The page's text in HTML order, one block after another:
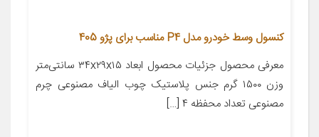
کنسول وسط خودرو مدل P4 مناسب برای پژو 405
معرفی محصول جزئیات محصول ابعاد ۳۴x۲۹x۱۵ سانتی‌متر
وزن ۱۵۰۰ گرم جنس پلاستیک چوب الیاف مصنوعی چرم
مصنوعی تعداد محفظه ۴ […]